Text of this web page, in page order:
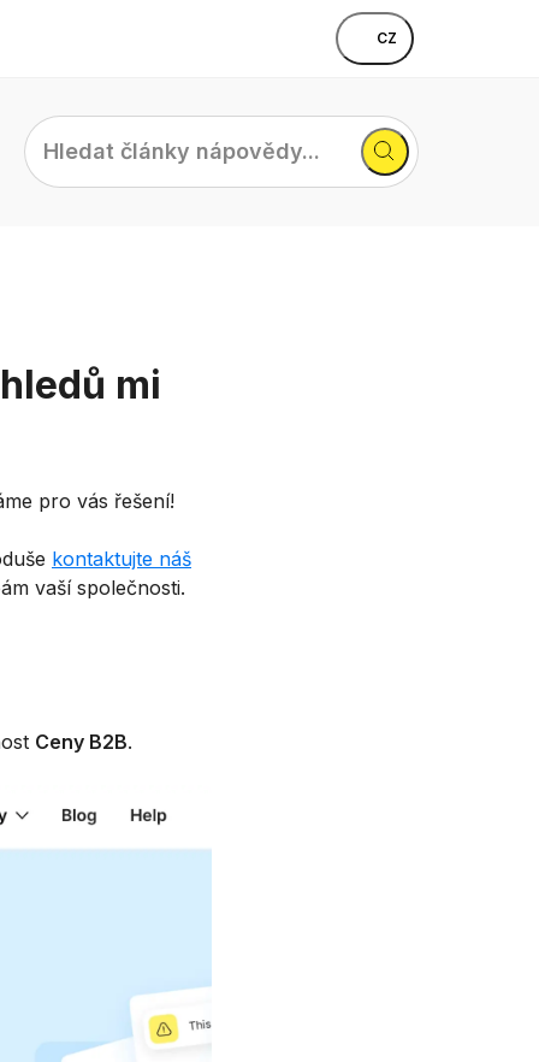
CZ
Hledat
články
nápovědy...
mi
pro vás řešení!
kontaktujte náš
vaší společnosti.
Ceny B2B.